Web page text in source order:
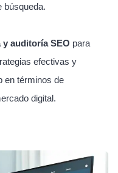
búsqueda.
auditoría SEO para
efectivas y
en términos de
digital.